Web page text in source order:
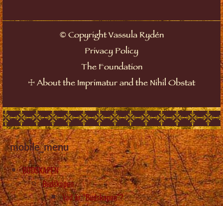
©Copyright Vassula Rydén
Privacy Policy
The Foundation
☩ About the Imprimatur and the Nihil Obstat
mobile_menu
BUDSKAPEN
Budskapen
Vad är “Budskapen”?